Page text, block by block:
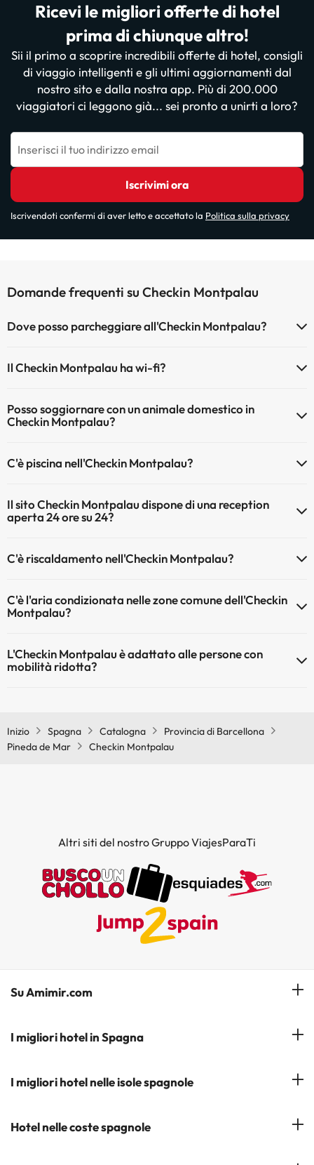
Ricevi le migliori offerte di hotel
prima di chiunque altro!
Sii il primo a scoprire incredibili offerte di hotel, consigli
di viaggio intelligenti e gli ultimi aggiornamenti dal
nostro sito e dalla nostra app. Più di 200.000
viaggiatori ci leggono già... sei pronto a unirti a loro?
Inserisci il tuo indirizzo email
Iscrivimi ora
Iscrivendoti confermi di aver letto e accettato la Politica sulla privacy
Domande frequenti su Checkin Montpalau
Dove posso parcheggiare all'Checkin Montpalau?
parcheggio (sogetto a disponibilità)
Il Checkin Montpalau ha wi-fi?
Posso soggiornare con un animale domestico in
Checkin Montpalau?
C'è piscina nell'Checkin Montpalau?
Qui potete trovare maggiori informazioni sulla piscina e sulle altri
installazioni.
Il sito Checkin Montpalau dispone di una reception
aperta 24 ore su 24?
C'è riscaldamento nell'Checkin Montpalau?
C'è l'aria condizionata nelle zone comune dell'Checkin
Montpalau?
comuni.
L'Checkin Montpalau è adattato alle persone con
mobilità ridotta?
Inizio
Spagna Catalogna
Provincia di Barcellona
Pineda de Mar
Checkin Montpalau
Altri siti del nostro Gruppo ViajesParaTi
Su Amimir.com
Il Nostro Team
Iscrivetevi alla nostra newsletter
I migliori hotel in Spagna
Hotel a Salou
Hotel a Cádiz
I migliori hotel nelle isole spagnole
Hotel a Tenerife
Hotel nelle coste spagnole